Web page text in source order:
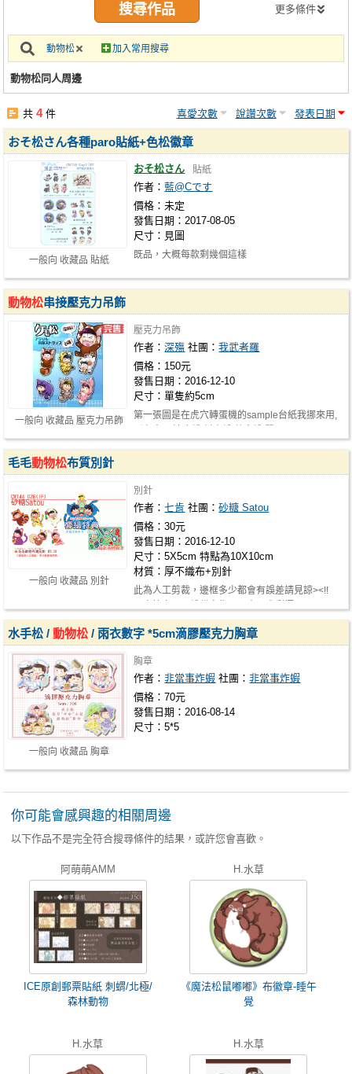
攤位轉讓區
會員功能選單
註冊會員
更多條件
動物松 加入常用搜尋
動物松同人周邊
共4件 喜愛次數 說讚次數 發表日期
一般向 收藏品 貼紙
おそ松さん各種paro貼紙+色松徽章
おそ松さん 貼紙
作者：藍@Cです
價格：未定
發售日期：2017-08-05
尺寸：見圖
既品，大概每款剩幾個這樣
一般向 收藏品 壓克力吊飾
動物松串接壓克力吊飾
壓克力吊飾
作者：深殤 社團：我武者羅
價格：150元
發售日期：2016-12-10
尺寸：單隻約5cm
第一張圖是在虎穴轉蛋機的sample台紙我挪來用,
一般向 收藏品 別針
毛毛動物松布質別針
別針
作者：七肯 社團：砂糖 Satou
價格：30元
發售日期：2016-12-10
尺寸：5X5cm 特點為10X10cm
材質：厚不織布+別針
此為人工剪裁，邊框多少都會有誤差請見諒><!!
一般向 收藏品 胸章
水手松 /動物松 / 雨衣數字 *5cm滴膠壓克力胸章
胸章
作者：非當事炸蝦 社團：非當事炸蝦
價格：70元
發售日期：2016-08-14
尺寸：5*5
你可能會感興趣的相關周邊
以下作品不是完全符合搜尋條件的結果，或許您會喜歡。
阿萌萌AMM
ICE原創郵票貼紙 刺蝟/北極/
森林動物
H.水草
《魔法松鼠嘟嘟》布徽章-睡午
覺
H.水草 H.水草